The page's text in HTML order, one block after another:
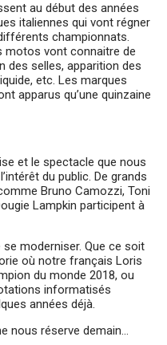
au début des années
italiennes qui vont régner
championnats.
motos vont connaitre de
des selles, apparition des
etc. Les marques
apparus qu’une quinzaine
et le spectacle que nous
du public. De grands
Bruno Camozzi, Toni
Lampkin participent à
se moderniser. Que ce soit
où notre français Loris
du monde 2018, ou
informatisés
années déjà.
nous réserve demain…